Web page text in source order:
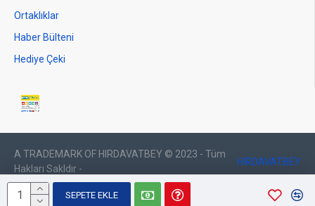
SEPETE EKLE
Ortaklıklar
Haber Bülteni
Hediye Çeki
A TRADEMARK OF HIRDAVATBEY © 2023 - Tüm
Hakları Sakldır -
HIRDAVATBEY